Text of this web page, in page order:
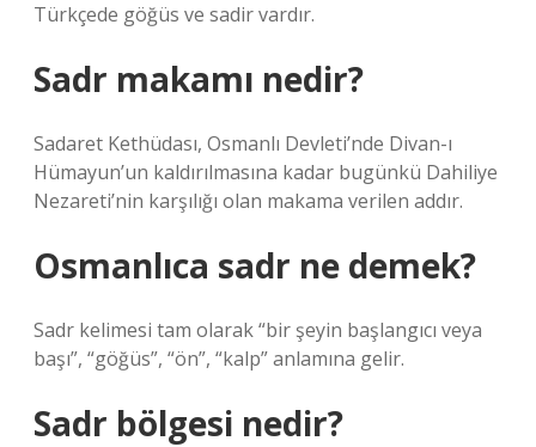
Türkçede göğüs ve sadir vardır.
Sadr makamı nedir?
Sadaret Kethüdası, Osmanlı Devleti’nde Divan-ı
Hümayun’un kaldırılmasına kadar bugünkü Dahiliye
Nezareti’nin karşılığı olan makama verilen addır.
Osmanlıca sadr ne demek?
Sadr kelimesi tam olarak “bir şeyin başlangıcı veya
başı”, “göğüs”, “ön”, “kalp” anlamına gelir.
Sadr bölgesi nedir?